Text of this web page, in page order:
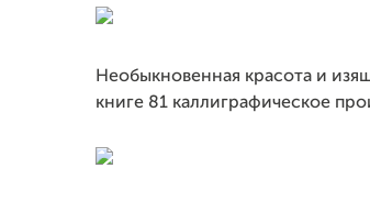
Необыкновенная красота и
книге 81 каллиграфическое